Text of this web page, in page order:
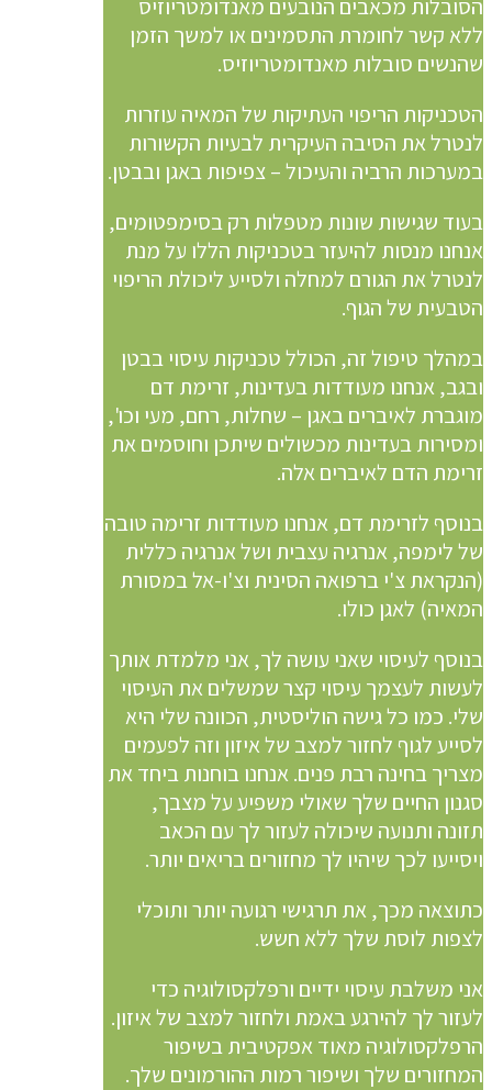
הסובלות מכאבים הנובעים מאנדומטריוזיס
ללא קשר לחומרת התסמינים או למשך הזמן
שהנשים סובלות מאנדומטריוזיס.
הטכניקות הריפוי העתיקות של המאיה עוזרות
לנטרל את הסיבה העיקרית לבעיות הקשורות
במערכות הרביה והעיכול – צפיפות באגן ובבטן.
בעוד שגישות שונות מטפלות רק בסימפטומים,
אנחנו מנסות להיעזר בטכניקות הללו על מנת
לנטרל את הגורם למחלה ולסייע ליכולת הריפוי
הטבעית של הגוף.
במהלך טיפול זה, הכולל טכניקות עיסוי בבטן
ובגב, אנחנו מעודדות בעדינות, זרימת דם
מוגברת לאיברים באגן – שחלות, רחם, מעי וכו',
ומסירות בעדינות מכשולים שיתכן וחוסמים את
זרימת הדם לאיברים אלה.
בנוסף לזרימת דם, אנחנו מעודדות זרימה טובה
של לימפה, אנרגיה עצבית ושל אנרגיה כללית
(הנקראת צ'י ברפואה הסינית וצ'ו-אל במסורת
המאיה) לאגן כולו.
בנוסף לעיסוי שאני עושה לך, אני מלמדת אותך
לעשות לעצמך עיסוי קצר שמשלים את העיסוי
שלי. כמו כל גישה הוליסטית, הכוונה שלי היא
לסייע לגוף לחזור למצב של איזון וזה לפעמים
מצריך בחינה רבת פנים. אנחנו בוחנות ביחד את
סגנון החיים שלך שאולי משפיע על מצבך,
תזונה ותנועה שיכולה לעזור לך עם הכאב
ויסייעו לכך שיהיו לך מחזורים בריאים יותר.
כתוצאה מכך, את תרגישי רגועה יותר ותוכלי
לצפות לוסת שלך ללא חשש.
אני משלבת עיסוי ידיים ורפלקסולוגיה כדי
לעזור לך להירגע באמת ולחזור למצב של איזון.
הרפלקסולוגיה מאוד אפקטיבית בשיפור
המחזורים שלך ושיפור רמות ההורמונים שלך.